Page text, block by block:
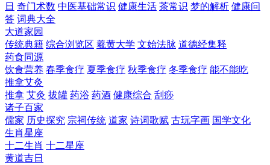
日 奇门术数 中医基础常识 健康生活 茶常识 梦的解析 健康问
答 词典大全
大道家园
传统典籍 综合浏览区 羲黄大学 文始法脉 道德经集释
药食同源
饮食营养 春季食疗 夏季食疗 秋季食疗 冬季食疗 能不能吃
推拿艾灸
推拿 艾灸 拔罐 药浴 药酒 健康综合 刮痧
诸子百家
儒家 历史探究 宗祠传统 道家 诗词歌赋 古玩字画 国学文化
生肖星座
十二生肖 十二星座
黄道吉日